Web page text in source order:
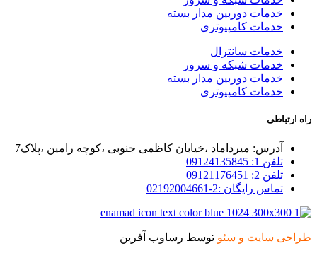
خدمات دوربین مدار بسته
خدمات کامپیوتری
خدمات سانترال
خدمات شبکه و سرور
خدمات دوربین مدار بسته
خدمات کامپیوتری
راه ارتباطی
آدرس: میرداماد ،خیابان کاظمی جنوبی ،کوچه رامین ،پلاک7
تلفن 1: 09124135845
تلفن 2: 09121176451
تماس رایگان :2-02192004661
طراحی سایت و سئو توسط رساوب آفرین